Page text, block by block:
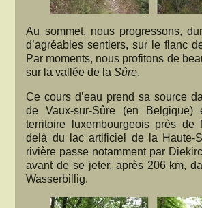
Au sommet, nous progressons,
d’agréables sentiers, sur le flanc
Par moments, nous profitons de
sur la vallée de laSûre.
Ce cours d’eau prend sa source
de Vaux-sur-Sûre (en
territoire luxembourgeois près de
delà du lac artificiel de la Haute-
rivière passe notamment par
avant de se jeter, après 206 km,
Wasserbillig.